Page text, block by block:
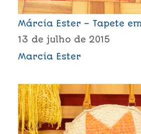
Márcia Ester – Tapete
13 de julho de 2015
Marcia Ester